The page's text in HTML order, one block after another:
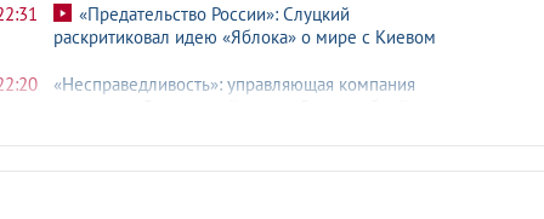
«Предательство России»: Слуцкий
раскритиковал идею «Яблока» о мире с Киевом
«Несправедливость»: управляющая компания
Путин поручил установить запрет на передачу
акций Шереметьево иностранцам